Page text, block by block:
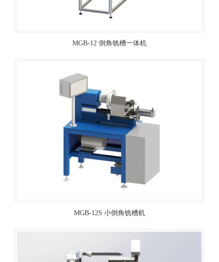
MGB-12 倒角铣槽一体机
MGB-12S 小倒角铣槽机